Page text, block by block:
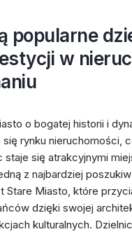
popularne
w
o bogatej historii i
rynku nieruchomości,
staje się atrakcyjnymi
z najbardziej
Stare Miasto, które
dzięki swojej
kulturalnych.